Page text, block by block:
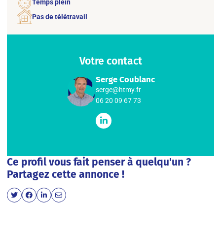
Temps plein
Pas de télétravail
Votre contact
Serge Coublanc
serge@htmy.fr
06 20 09 67 73
Ce profil vous fait penser à quelqu'un ?
Partagez cette annonce !